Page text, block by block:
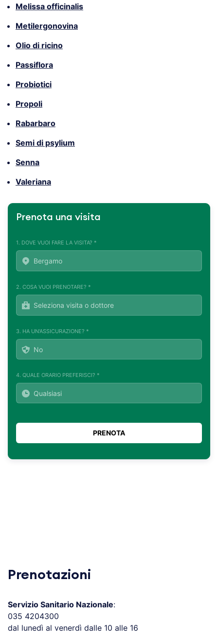
Melissa officinalis
Metilergonovina
Olio di ricino
Passiflora
Probiotici
Propoli
Rabarbaro
Semi di psylium
Senna
Valeriana
Prenota una visita
1. DOVE VUOI FARE LA VISITA? *
2. COSA VUOI PRENOTARE? *
3. HA UN'ASSICURAZIONE? *
4. QUALE ORARIO PREFERISCI? *
Prenotazioni
Servizio Sanitario Nazionale:
035 4204300
dal lunedì al venerdì dalle 10 alle 16